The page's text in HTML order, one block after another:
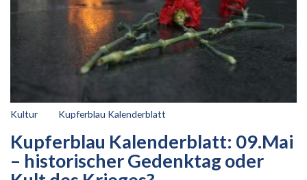
Kultur Kupferblau Kalenderblatt
Kupferblau Kalenderblatt: 09.Mai
– historischer Gedenktag oder